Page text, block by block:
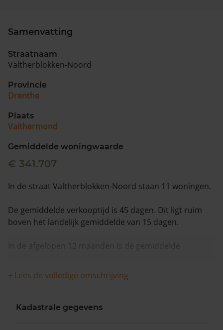
Samenvatting
Straatnaam
Valtherblokken-Noord
Provincie
Drenthe
Plaats
Valthermond
Gemiddelde woningwaarde
€ 341.707
In de straat Valtherblokken-Noord staan 11 woningen.
De gemiddelde verkooptijd is 45 dagen. Dit ligt ruim
boven het landelijk gemiddelde van 15 dagen.
In de afgelopen 12 maanden is de gemiddelde
+ Lees de volledige omschrijving
Kadastrale gegevens